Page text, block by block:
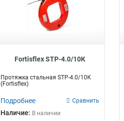
Fortisflex STP-4.0/10К
Протяжка стальная STP-4.0/10К
(Fortisflex)
Подробнее Сравнить
Наличие: В наличии